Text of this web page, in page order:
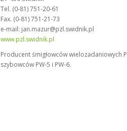
Tel. (0-81) 751-20-61
Fax. (0-81) 751-21-73
e-mail: jan.mazur@pzl.swidnik.pl
www.pzl.swidnik.pl
Producent śmigłowców wielozadaniowych
szybowców PW-5 i PW-6.